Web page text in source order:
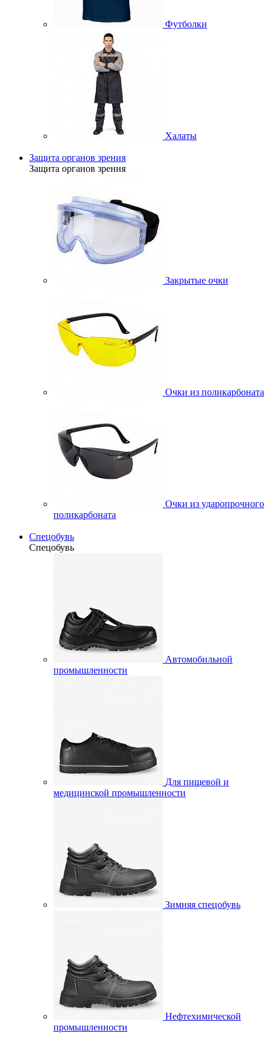
Футболки
Халаты
Защита органов зрения
Защита органов зрения
Закрытые очки
Очки из поликарбоната
Очки из ударопрочного
поликарбоната
Спецобувь
Спецобувь
Автомобильной
промышленности
Для пищевой и
медицинской промышленности
Зимняя спецобувь
Нефтехимической
промышленности